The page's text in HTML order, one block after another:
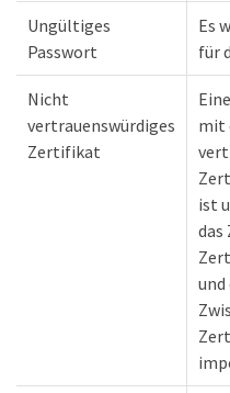
Ungültiges
Passwort
Es
für
Nicht
vertrauenswürdiges
Zertifikat
mit
ist
das
und